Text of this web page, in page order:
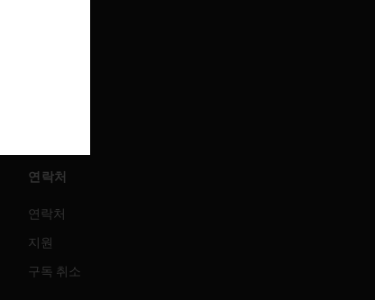
연락처
연락처
지원
구독 취소